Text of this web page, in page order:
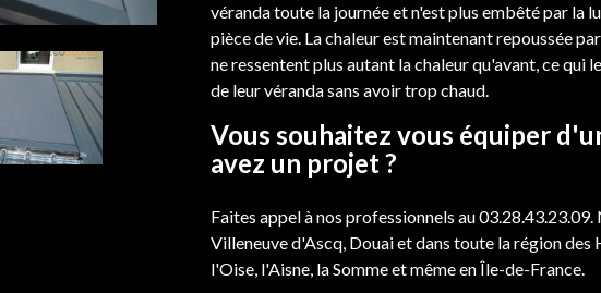
véranda toute la journée et n'est plus embêté par la
pièce de vie. La chaleur est maintenant repoussée
ne ressentent plus autant la chaleur qu'avant, ce
de leur véranda sans avoir trop chaud.
Vous souhaitez vous équiper
avez un projet ?
Faites appel à nos professionnels au 03.28.43.23.09.
Villeneuve d'Ascq, Douai et dans toute la région des
l'Oise, l'Aisne, la Somme et même en Île-de-France.